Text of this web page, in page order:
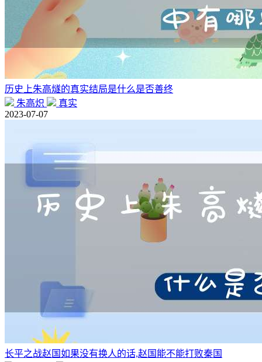
历史上朱高燧的真实结局是什么是否善终
朱高炽
真实
2023-07-07
长平之战赵国如果没有换人的话,赵国能不能打败秦国